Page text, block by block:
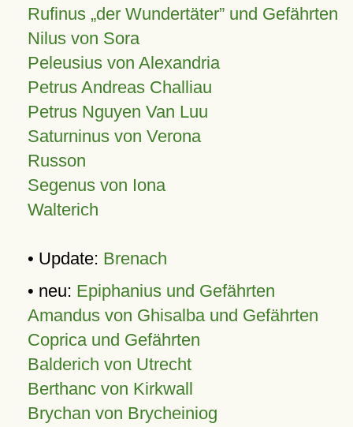
Rufinus „der Wundertäter” und Gefährten
Nilus von Sora
Peleusius von Alexandria
Petrus Andreas Challiau
Petrus Nguyen Van Luu
Saturninus von Verona
Russon
Segenus von Iona
Walterich
• Update: Brenach
• neu: Epiphanius und Gefährten
Amandus von Ghisalba und Gefährten
Coprica und Gefährten
Balderich von Utrecht
Berthanc von Kirkwall
Brychan von Brycheiniog